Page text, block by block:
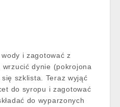
i zagotować z
dynie (pokrojona
szklista. Teraz wyjąć
do syropu i zagotować
do wyparzonych